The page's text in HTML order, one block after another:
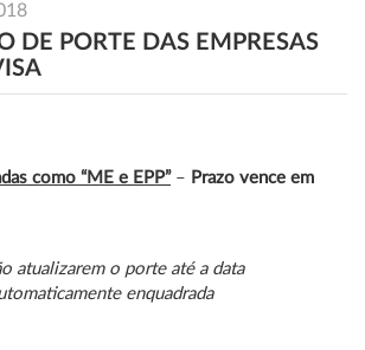
DE PORTE DAS EMPRESAS
como “ME e EPP”– Prazo vence em
atualizarem o porte até a data
enquadrada